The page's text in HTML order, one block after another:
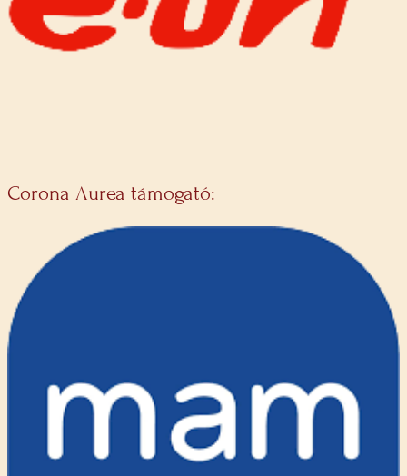
Corona Aurea támogató: